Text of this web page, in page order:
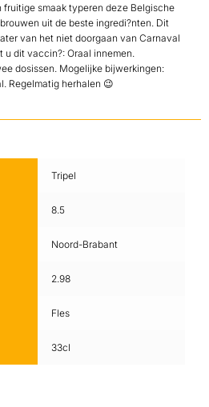
fruitige smaak typeren deze Belgische
uit de beste ingredi?nten. Dit
van het niet doorgaan van Carnaval
dit vaccin?: Oraal innemen.
dosissen. Mogelijke bijwerkingen:
Regelmatig herhalen 😉
Tripel
8.5
Noord-Brabant
2.98
Fles
33cl